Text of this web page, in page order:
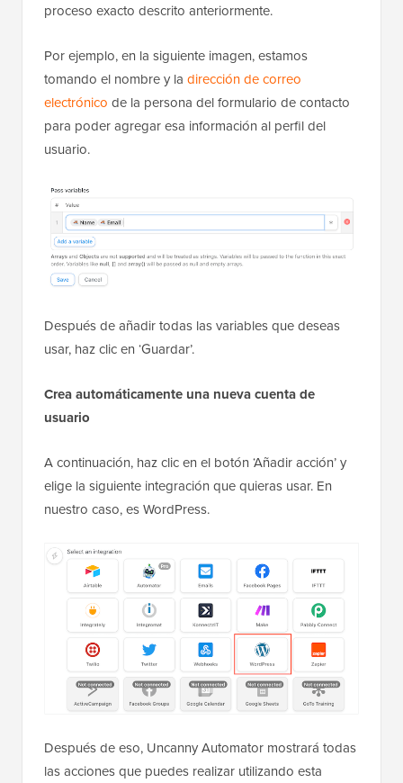
proceso exacto descrito anteriormente.
Por ejemplo, en la siguiente imagen, estamos
tomando el nombre y la dirección de correo
electrónico de la persona del formulario de contacto
para poder agregar esa información al perfil del
usuario.
Después de añadir todas las variables que deseas
usar, haz clic en ‘Guardar’.
Crea automáticamente una nueva cuenta de
usuario
A continuación, haz clic en el botón ‘Añadir acción’ y
elige la siguiente integración que quieras usar. En
nuestro caso, es WordPress.
Después de eso, Uncanny Automator mostrará todas
las acciones que puedes realizar utilizando esta